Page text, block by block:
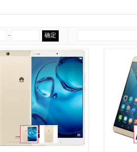
- 确定